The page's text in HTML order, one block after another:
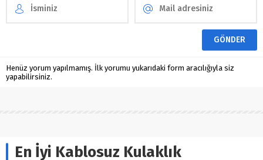
Henüz yorum yapılmamış. İlk yorumu yukarıdaki form aracılığıyla siz
yapabilirsiniz.
En İyi Kablosuz Kulaklık